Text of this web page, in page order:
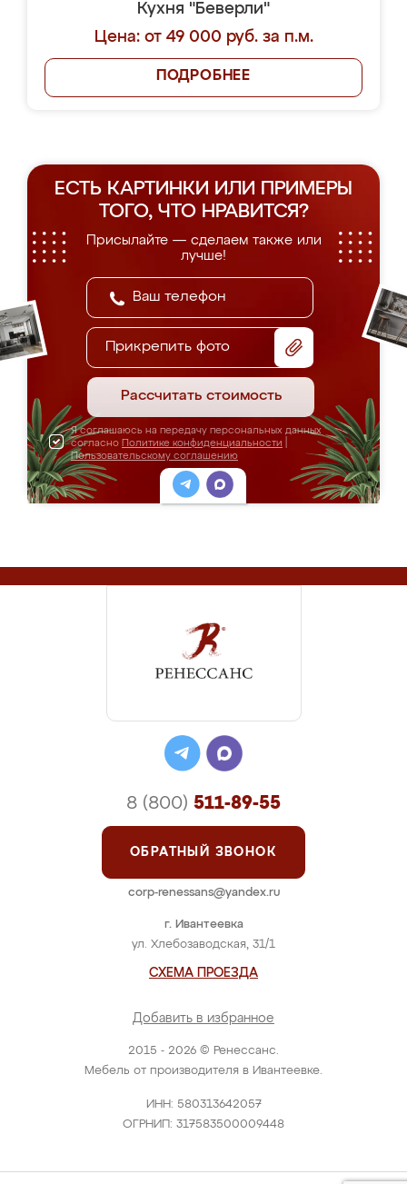
Кухня "Беверли"
Цена: от 49 000 руб. за п.м.
ПОДРОБНЕЕ
ЕСТЬ КАРТИНКИ ИЛИ ПРИМЕРЫ
ТОГО, ЧТО НРАВИТСЯ?
Присылайте — сделаем также или
лучше!
Прикрепить фото
Рассчитать стоимость
Я соглашаюсь на передачу персональных данных
согласно Политике конфиденциальности
Пользовательскому соглашению
2015 - 2026 © Ренессанс.
Мебель от производителя в Ивантеевке.
ИНН: 580313642057
ОГРНИП: 317583500009448
г. Ивантеевка
ул. Хлебозаводская, 31/1
СХЕМА ПРОЕЗДА
Добавить в избранное
8 (800) 511-89-55
ОБРАТНЫЙ ЗВОНОК
corp-renessans@yandex.ru